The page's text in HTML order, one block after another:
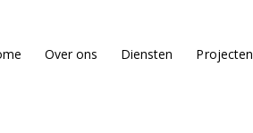
Over ons Diensten Projecten